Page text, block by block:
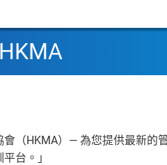
會（HKMA）— 為您提供最新的
台。」